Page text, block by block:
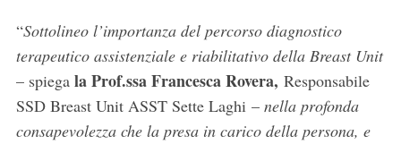
“Sottolineo l’importanza del percorso diagnostico
terapeutico assistenziale e riabilitativo della Breast Unit
– spiega la Prof.ssa Francesca Rovera, Responsabile
SSD Breast Unit ASST Sette Laghi – nella profonda
consapevolezza che la presa in carico della persona, e